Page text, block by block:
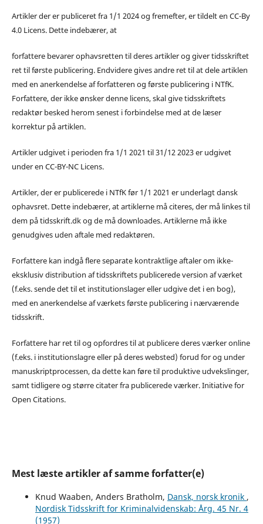
Artikler der er publiceret fra 1/1 2024 og fremefter, er tildelt en CC-By
4.0 Licens. Dette indebærer, at
forfattere bevarer ophavsretten til deres artikler og giver tidsskriftet
ret til første publicering. Endvidere gives andre ret til at dele artiklen
med en anerkendelse af forfatteren og første publicering i NTfK.
Forfattere, der ikke ønsker denne licens, skal give tidsskriftets
redaktør besked herom senest i forbindelse med at de læser
korrektur på artiklen.
Artikler udgivet i perioden fra 1/1 2021 til 31/12 2023 er udgivet
under en CC-BY-NC Licens.
Artikler, der er publicerede i NTfK før 1/1 2021 er underlagt dansk
ophavsret. Dette indebærer, at artiklerne må citeres, der må linkes til
dem på tidsskrift.dk og de må downloades. Artiklerne må ikke
genudgives uden aftale med redaktøren.
Forfattere kan indgå flere separate kontraktlige aftaler om ikke-
eksklusiv distribution af tidsskriftets publicerede version af værket
(f.eks. sende det til et institutionslager eller udgive det i en bog),
med en anerkendelse af værkets første publicering i nærværende
tidsskrift.
Forfattere har ret til og opfordres til at publicere deres værker online
(f.eks. i institutionslagre eller på deres websted) forud for og under
manuskriptprocessen, da dette kan føre til produktive udvekslinger,
samt tidligere og større citater fra publicerede værker. Initiative for
Open Citations.
Mest læste artikler af samme forfatter(e)
Knud Waaben, Anders Bratholm, Dansk, norsk kronik ,
Nordisk Tidsskrift for Kriminalvidenskab: Årg. 45 Nr. 4
(1957)